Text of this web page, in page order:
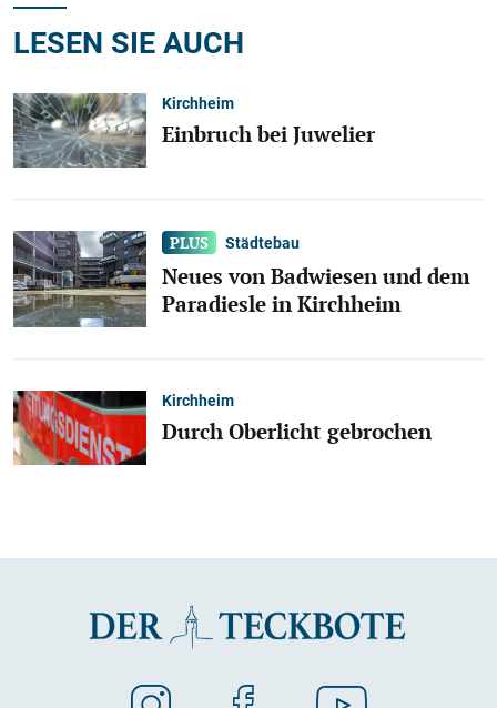
LESEN SIE AUCH
Kirchheim
Einbruch bei Juwelier
Städtebau
Neues von Badwiesen und dem
Paradiesle in Kirchheim
Kirchheim
Durch Oberlicht gebrochen